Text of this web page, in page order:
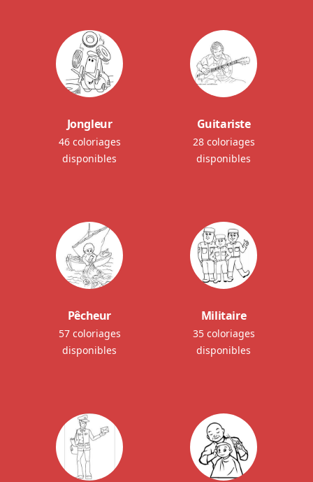
Jongleur
46 coloriages
disponibles
Guitariste
28 coloriages
disponibles
Pêcheur
57 coloriages
disponibles
Militaire
35 coloriages
disponibles